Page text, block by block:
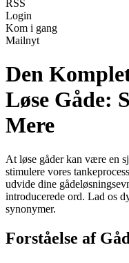
RSS
Login
Kom i gang
Mailnyt
Den
Løse Gåde:
Mere
At løse gåder kan være en
stimulere vores
udvide dine
introducerede ord. Lad os
synonymer.
Forståelse af